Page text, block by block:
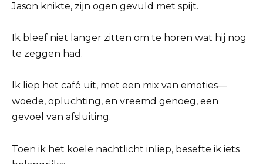
Jason knikte, zijn ogen gevuld met spijt.
Ik bleef niet langer zitten om te horen wat hij nog
te zeggen had.
Ik liep het café uit, met een mix van emoties—
woede, opluchting, en vreemd genoeg, een
gevoel van afsluiting.
Toen ik het koele nachtlicht inliep, besefte ik iets